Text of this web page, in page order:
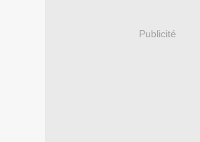
Publicité